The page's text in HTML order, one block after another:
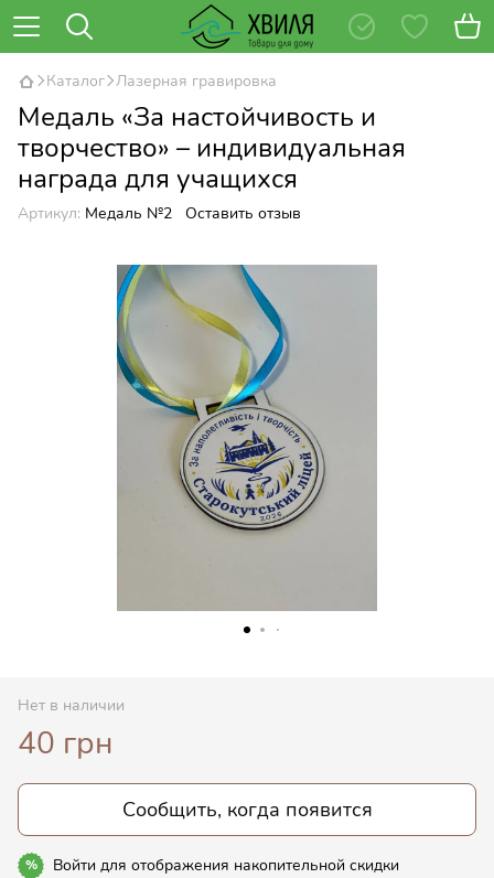
Каталог Лазерная гравировка
Медаль «За настойчивость и
творчество» – индивидуальная
награда для учащихся
Артикул: Медаль №2 Оставить отзыв
Нет в наличии
40 грн
Сообщить, когда появится
% Войти для отображения накопительной скидки